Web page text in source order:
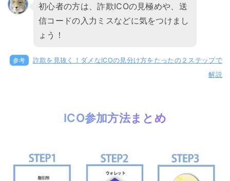
初心者の方は、詐欺ICOの見極めや、送
信コードの入力ミスなどに気をつけまし
ょう！
参考
詐欺を見抜く！ダメなICOの見分け方をたったの２ステップで
解説
ICO参加方法まとめ